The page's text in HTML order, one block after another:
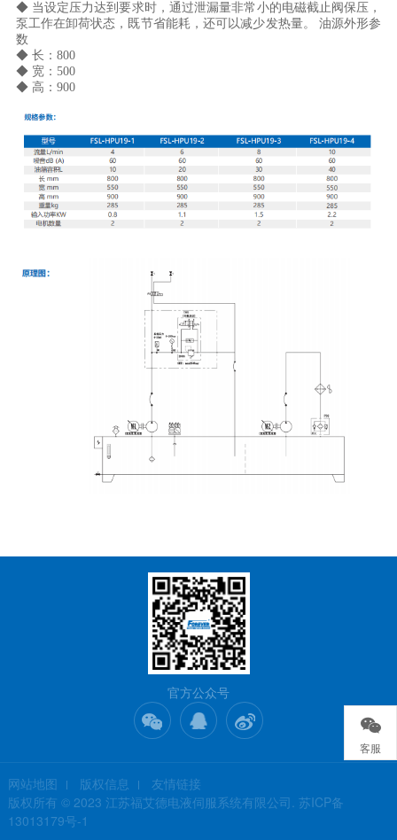
◆ 当设定压力达到要求时，通过泄漏量非常小的电磁截止阀保压，
泵工作在卸荷状态，既节省能耗，还可以减少发热量。 油源外形参
数
◆ 长：800
◆ 宽：500
◆ 高：900
官方公众号
网站地图 版权信息
友情链接
版权所有 © 2023 江苏福艾德电液伺服系统有限公司. 苏ICP备
13013179号-1
客服